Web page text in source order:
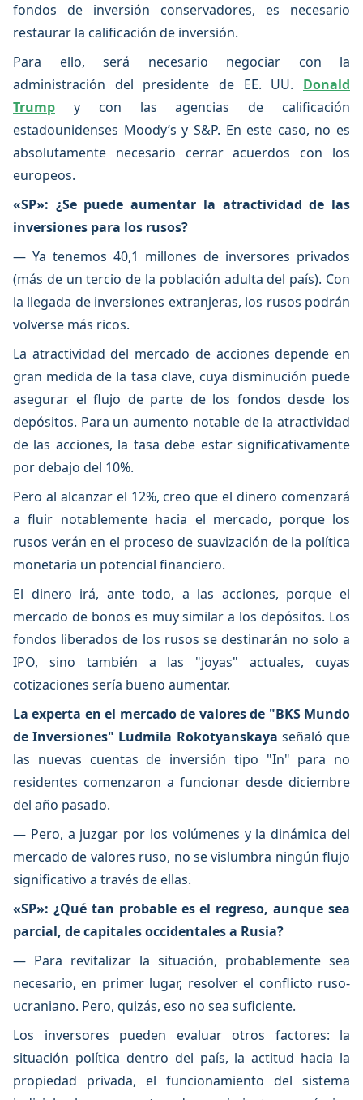
fondos de inversión conservadores, es necesario
restaurar la calificación de inversión.
Para ello, será necesario negociar con la
administración del presidente de EE. UU. Donald
Trump y con las agencias de calificación
estadounidenses Moody’s y S&P. En este caso, no es
absolutamente necesario cerrar acuerdos con los
europeos.
«SP»: ¿Se puede aumentar la atractividad de las
inversiones para los rusos?
— Ya tenemos 40,1 millones de inversores privados
(más de un tercio de la población adulta del país). Con
la llegada de inversiones extranjeras, los rusos podrán
volverse más ricos.
La atractividad del mercado de acciones depende en
gran medida de la tasa clave, cuya disminución puede
asegurar el flujo de parte de los fondos desde los
depósitos. Para un aumento notable de la atractividad
de las acciones, la tasa debe estar significativamente
por debajo del 10%.
Pero al alcanzar el 12%, creo que el dinero comenzará
a fluir notablemente hacia el mercado, porque los
rusos verán en el proceso de suavización de la política
monetaria un potencial financiero.
El dinero irá, ante todo, a las acciones, porque el
mercado de bonos es muy similar a los depósitos. Los
fondos liberados de los rusos se destinarán no solo a
IPO, sino también a las "joyas" actuales, cuyas
cotizaciones sería bueno aumentar.
La experta en el mercado de valores de "BKS Mundo
de Inversiones" Ludmila Rokotyanskaya señaló que
las nuevas cuentas de inversión tipo "In" para no
residentes comenzaron a funcionar desde diciembre
del año pasado.
— Pero, a juzgar por los volúmenes y la dinámica del
mercado de valores ruso, no se vislumbra ningún flujo
significativo a través de ellas.
«SP»: ¿Qué tan probable es el regreso, aunque sea
parcial, de capitales occidentales a Rusia?
— Para revitalizar la situación, probablemente sea
necesario, en primer lugar, resolver el conflicto ruso-
ucraniano. Pero, quizás, eso no sea suficiente.
Los inversores pueden evaluar otros factores: la
situación política dentro del país, la actitud hacia la
propiedad privada, el funcionamiento del sistema